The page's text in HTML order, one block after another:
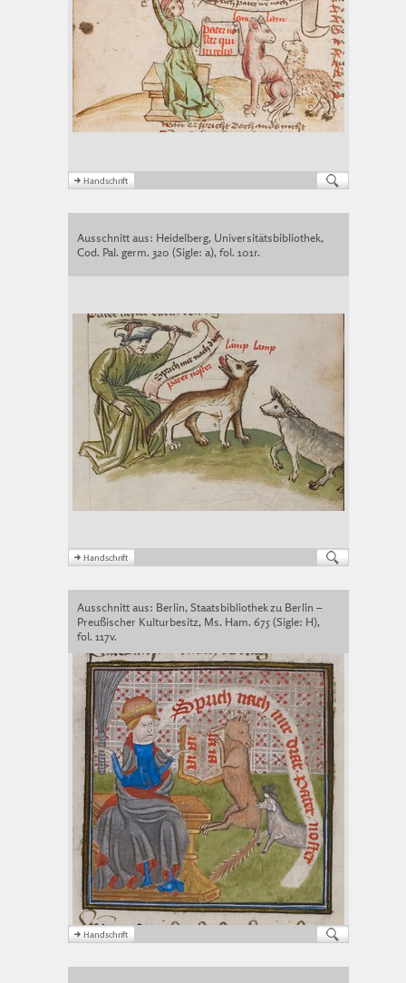
Ausschnitt aus: Heidelberg, Universitätsbibliothek,
Cod. Pal. germ. 320 (Sigle: a), fol. 101r.
Ausschnitt aus: Berlin, Staatsbibliothek zu Berlin –
Preußischer Kulturbesitz, Ms. Ham. 675 (Sigle: H),
fol. 117v.